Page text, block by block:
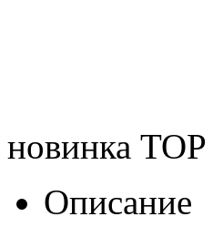
новинка TOP
Описание